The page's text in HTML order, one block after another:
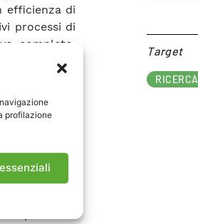
profilazione
efficienza di
processi di
completo,
tecniche e
riportati i
che hanno
della
E’
per la
algoritmo
Target​
RICERCA